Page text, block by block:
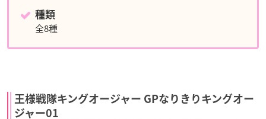
種類
全8種
王様戦隊キングオージャー GPなりきりキングオー
ジャー01